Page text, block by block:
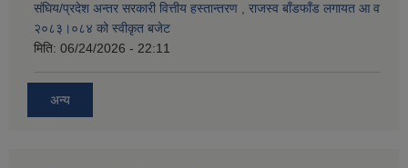
संघिय/प्रदेश अन्तर सरकारी वित्तीय हस्तान्तरण , राजस्व बाँडफाँड लगायत आ व
२०८३।०८४ को स्वीकृत बजेट
मिति: 06/24/2026 - 22:11
अन्य